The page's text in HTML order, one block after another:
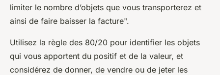
limiter le nombre d’objets que vous transporterez et
ainsi de faire baisser la facture".
Utilisez la règle des 80/20 pour identifier les objets
qui vous apportent du positif et de la valeur, et
considérez de donner, de vendre ou de jeter les